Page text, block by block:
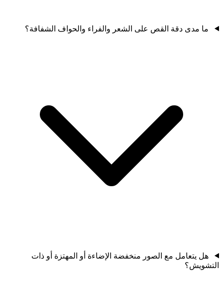
ما مدى دقة القص على الشعر والفراء والحواف الشفافة؟
هل يتعامل مع الصور منخفضة الإضاءة أو المهتزة أو ذات
التشويش؟